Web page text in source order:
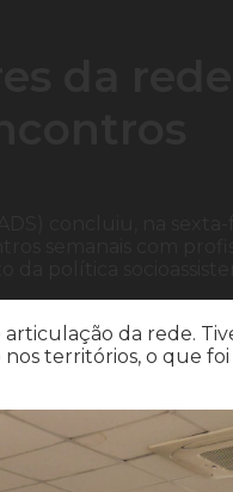
da rede.
territórios, o que